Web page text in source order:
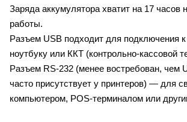
Заряда аккумулятора хватит на 17 часов
работы.
Разъем USB подходит для подключения
ноутбуку или ККТ (контрольно-кассовой
Разъем RS-232 (менее востребован, чем
часто присутствует у принтеров) — для
компьютером, POS-терминалом или